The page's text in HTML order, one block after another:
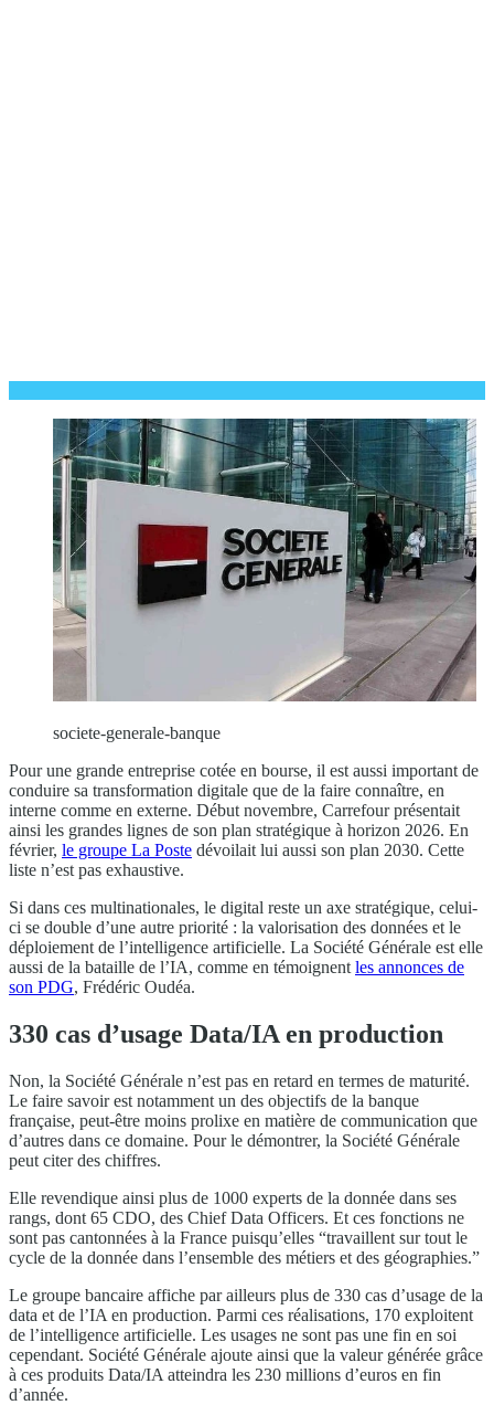
societe-generale-banque
Pour une grande entreprise cotée en bourse, il est aussi important de
conduire sa transformation digitale que de la faire connaître, en
interne comme en externe. Début novembre, Carrefour présentait
ainsi les grandes lignes de son plan stratégique à horizon 2026. En
février, le groupe La Poste dévoilait lui aussi son plan 2030. Cette
liste n’est pas exhaustive.
Si dans ces multinationales, le digital reste un axe stratégique, celui-
ci se double d’une autre priorité : la valorisation des données et le
déploiement de l’intelligence artificielle. La Société Générale est elle
aussi de la bataille de l’IA, comme en témoignent les annonces de
son PDG, Frédéric Oudéa.
330 cas d’usage Data/IA en production
Non, la Société Générale n’est pas en retard en termes de maturité.
Le faire savoir est notamment un des objectifs de la banque
française, peut-être moins prolixe en matière de communication que
d’autres dans ce domaine. Pour le démontrer, la Société Générale
peut citer des chiffres.
Elle revendique ainsi plus de 1000 experts de la donnée dans ses
rangs, dont 65 CDO, des Chief Data Officers. Et ces fonctions ne
sont pas cantonnées à la France puisqu’elles “travaillent sur tout le
cycle de la donnée dans l’ensemble des métiers et des géographies.”
Le groupe bancaire affiche par ailleurs plus de 330 cas d’usage de la
data et de l’IA en production. Parmi ces réalisations, 170 exploitent
de l’intelligence artificielle. Les usages ne sont pas une fin en soi
cependant. Société Générale ajoute ainsi que la valeur générée grâce
à ces produits Data/IA atteindra les 230 millions d’euros en fin
d’année.